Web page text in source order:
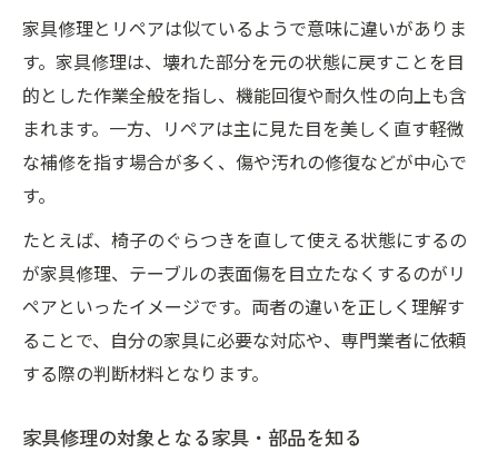
家具修理とリペアは似ているようで意味に違いがありま
す。家具修理は、壊れた部分を元の状態に戻すことを目
的とした作業全般を指し、機能回復や耐久性の向上も含
まれます。一方、リペアは主に見た目を美しく直す軽微
な補修を指す場合が多く、傷や汚れの修復などが中心で
す。
たとえば、椅子のぐらつきを直して使える状態にするの
が家具修理、テーブルの表面傷を目立たなくするのがリ
ペアといったイメージです。両者の違いを正しく理解す
ることで、自分の家具に必要な対応や、専門業者に依頼
する際の判断材料となります。
家具修理の対象となる家具・部品を知る